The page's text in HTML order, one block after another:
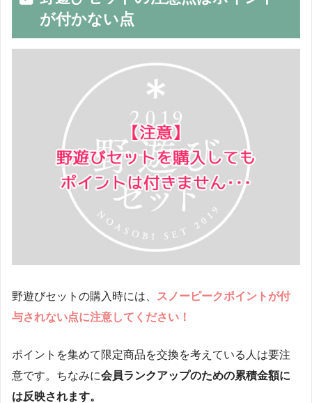
が付かない点
野遊びセットの購入時には、
スノーピークポイントが付
与されない点に注意してください！
ポイントを集めて限定商品を交換を考えている人は要注
意です。ちなみに会員ランクアップのための累積金額に
は反映されます。